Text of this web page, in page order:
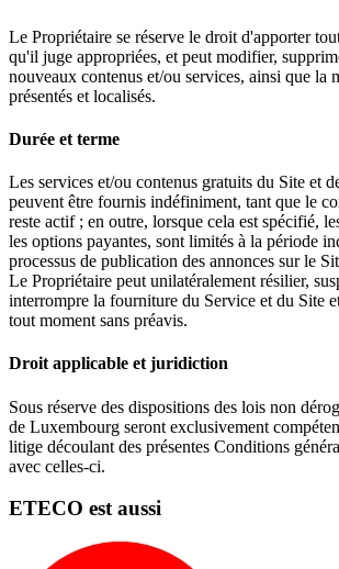
Le Propriétaire se réserve le droit d'apporter
qu'il juge appropriées, et peut modifier,
nouveaux contenus et/ou services, ainsi que la
présentés et localisés.
Durée et terme
Les services et/ou contenus gratuits du Site et
peuvent être fournis indéfiniment, tant que le
reste actif ; en outre, lorsque cela est spécifié,
les options payantes, sont limités à la période
processus de publication des annonces sur le
Le Propriétaire peut unilatéralement résilier,
interrompre la fourniture du Service et du Site
tout moment sans préavis.
Droit applicable et juridiction
Sous réserve des dispositions des lois non
de Luxembourg seront exclusivement
litige découlant des présentes Conditions
avec celles-ci.
ETECO est aussi